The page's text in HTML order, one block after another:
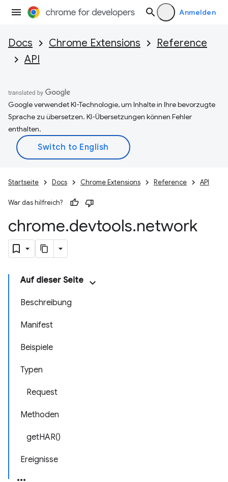
Anmelden
Docs Chrome Extensions
Reference
API
Google verwendet KI-Technologie, um Inhalte in Ihre bevorzugte
Sprache zu übersetzen. KI-Übersetzungen können Fehler
enthalten.
Startseite Docs Chrome Extensions Reference API
War das hilfreich?
chrome.devtools.network
Auf dieser Seite
Beschreibung
Manifest
Beispiele
Typen
Request
Methoden
getHAR()
Ereignisse